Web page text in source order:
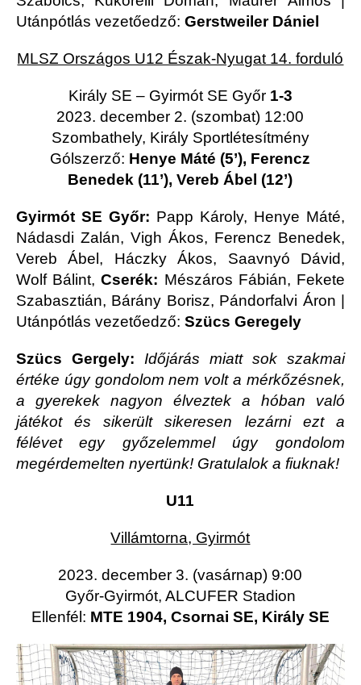
Utánpótlás vezetőedző: Gerstweiler Dániel
MLSZ Országos U12 Észak-Nyugat 14. forduló
Király SE – Gyirmót SE Győr 1-3
2023. december 2. (szombat) 12:00
Szombathely, Király Sportlétesítmény
Gólszerző: Henye Máté (5’), Ferencz
Benedek (11’), Vereb Ábel (12’)
Gyirmót SE Győr: Papp Károly, Henye Máté,
Nádasdi Zalán, Vigh Ákos, Ferencz Benedek,
Vereb Ábel, Háczky Ákos, Saavnyó Dávid,
Wolf Bálint,Cserék: Mészáros Fábián, Fekete
Szabasztián, Bárány Borisz, Pándorfalvi Áron |
Utánpótlás vezetőedző: Szücs Geregely
Szücs Gergely:
Időjárás miatt sok szakmai
értéke úgy gondolom nem volt a mérkőzésnek,
a gyerekek nagyon élveztek a hóban való
játékot és sikerült sikeresen lezárni ezt a
félévet egy győzelemmel úgy gondolom
megérdemelten nyertünk! Gratulalok a fiuknak!
U11
Villámtorna, Gyirmót
2023. december 3. (vasárnap) 9:00
Győr-Gyirmót, ALCUFER Stadion
Ellenfél: MTE 1904, Csornai SE, Király SE